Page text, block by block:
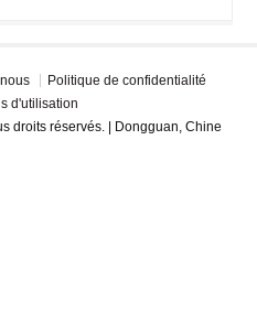
Politique de confidentialité
d'utilisation
droits réservés. | Dongguan, Chine